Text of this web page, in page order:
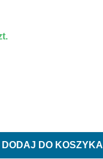
DODAJ DO KOSZYKA